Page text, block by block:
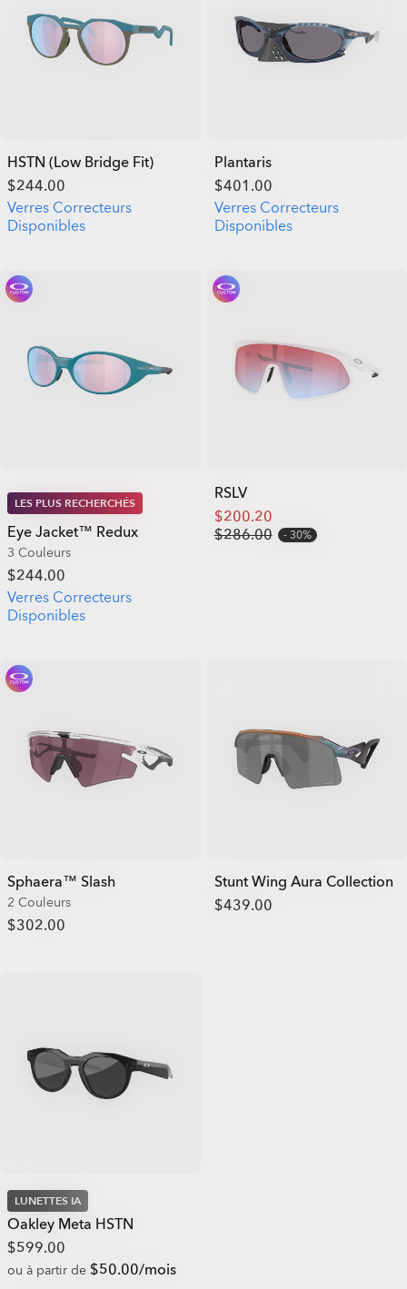
HSTN (Low Bridge Fit)
$244.00
Verres Correcteurs
Disponibles
Plantaris
$401.00
Verres Correcteurs
Disponibles
LES PLUS RECHERCHÉS
Eye Jacket™ Redux
3 Couleurs
$244.00
Verres Correcteurs
Disponibles
RSLV
$200.20
$286.00
30%
Sphaera™ Slash
2 Couleurs
$302.00
Stunt Wing Aura Collection
$439.00
LUNETTES IA
Oakley Meta HSTN
$599.00
ou à partir de $50.00/mois